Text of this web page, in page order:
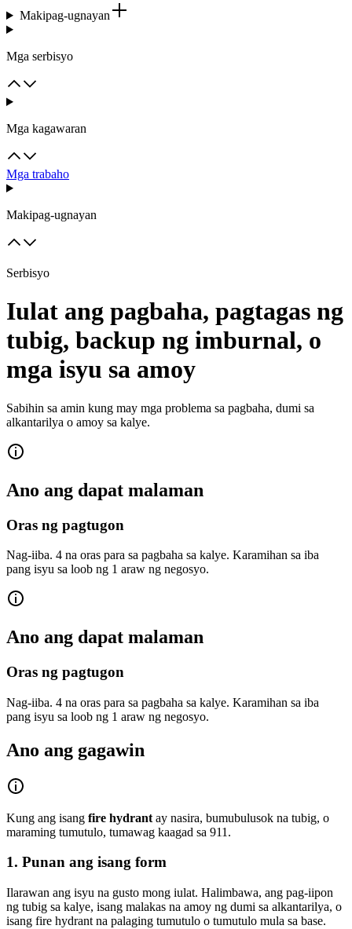
Makipag-ugnayan
Mga serbisyo
Mga kagawaran
Mga trabaho
Makipag-ugnayan
Serbisyo
Iulat ang pagbaha, pagtagas ng
tubig, backup ng imburnal, o
mga isyu sa amoy
Sabihin sa amin kung may mga problema sa pagbaha, dumi sa
alkantarilya o amoy sa kalye.
Ano ang dapat malaman
Oras ng pagtugon
Nag-iiba. 4 na oras para sa pagbaha sa kalye. Karamihan sa iba
pang isyu sa loob ng 1 araw ng negosyo.
Ano ang dapat malaman
Oras ng pagtugon
Nag-iiba. 4 na oras para sa pagbaha sa kalye. Karamihan sa iba
pang isyu sa loob ng 1 araw ng negosyo.
Ano ang gagawin
Kung ang isang fire hydrant ay nasira, bumubulusok na tubig, o
maraming tumutulo, tumawag kaagad sa 911.
1. Punan ang isang form
Ilarawan ang isyu na gusto mong iulat. Halimbawa, ang pag-iipon
ng tubig sa kalye, isang malakas na amoy ng dumi sa alkantarilya, o
isang fire hydrant na palaging tumutulo o tumutulo mula sa base.